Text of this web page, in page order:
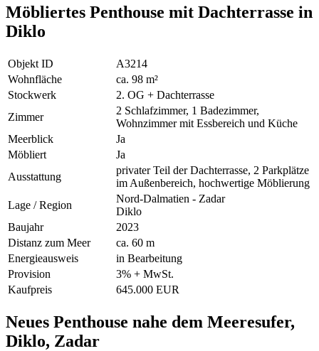
Möbliertes Penthouse mit Dachterrasse in
Diklo
Objekt ID
A3214
Wohnfläche
ca. 98 m²
Stockwerk
2. OG + Dachterrasse
Zimmer
2 Schlafzimmer, 1 Badezimmer,
Wohnzimmer mit Essbereich und Küche
Meerblick
Ja
Möbliert
Ja
Ausstattung
privater Teil der Dachterrasse, 2 Parkplätze
im Außenbereich, hochwertige Möblierung
Lage / Region
Nord-Dalmatien - Zadar
Diklo
Baujahr
2023
Distanz zum Meer
ca. 60 m
Energieausweis
in Bearbeitung
Provision
3% + MwSt.
Kaufpreis
645.000 EUR
Neues Penthouse nahe dem Meeresufer,
Diklo, Zadar